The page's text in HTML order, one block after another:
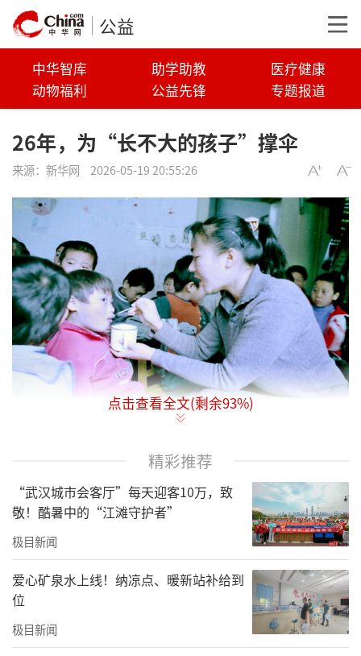
公益
中华智库 助学助教
医疗健康
动物福利
公益先锋 专题报道
26年，为“长不大的孩子”撑伞
来源： 新华网 2026-05-19 20:55:26
点击查看全文(剩余93%)
精彩推荐
“武汉城市会客厅”每天迎客10万，致
敬！酷暑中的“江滩守护者”
极目新闻
爱心矿泉水上线！纳凉点、暖新站补给到
位
极目新闻